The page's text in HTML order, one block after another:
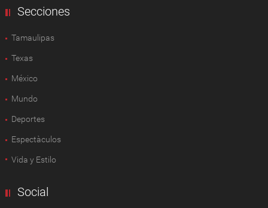
Secciones
Tamaulipas
Texas
México
Mundo
Deportes
Espectàculos
Vida y Estilo
Social